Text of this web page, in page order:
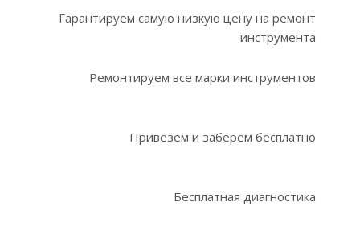
Гарантируем самую низкую цену на ремонт
инструмента
Ремонтируем все марки инструментов
Привезем и заберем бесплатно
Бесплатная диагностика